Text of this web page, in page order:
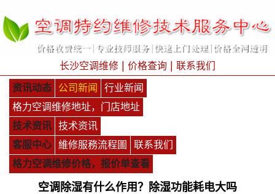
长沙空调维修 | 价格查询 | 联系我们
资讯动态 公司新闻
行业新闻
格力空调维修地址，门店地址
技术资讯
技术资讯
客服中心
維修服務流程圖
联系我们
格力空调维修价格，报价单查看
空调除湿有什么作用？除湿功能耗电大吗